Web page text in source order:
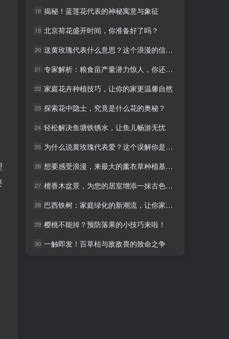
18 揭秘！蓝莲花代表的神秘寓意与象征
19 北京荷花盛开时间，你准备好了吗？
20 送黄玫瑰代表什么意思？这个浪漫的信号不要错过！
21 专家解析：粮食亩产量潜力惊人，你还在等什么？
22 家庭花卉种植技巧，让你的家更温馨自然
23 探索花中隐士，究竟是什么花的奥秘？
24 轻松解决鱼塘铁锈水，让鱼儿畅游无忧
25 为什么说黄玫瑰代表爱？这个误解你是否有
26 想要感受浪漫，来最大的薰衣草种植基地吧，你绝对不会失望
27 檀香木盆景，为您的居室增添一抹古色古香
28 巴西铁树：家庭绿化的新潮流，让你家焕然一新
29 樱桃不能掉？预防落果的小技巧来啦！
30 一触即发！百草枯与敌敌畏的致命之争
18 揭秘！蓝莲花代表的神秘寓意与象征
19 北京荷花盛开时间，你准备好了吗？
20 送黄玫瑰代表什么意思？这个浪漫的信号不要错过！
21 专家解析：粮食亩产量潜力惊人，你还在等什么？
22 家庭花卉种植技巧，让你的家更温馨自然
23 探索花中隐士，究竟是什么花的奥秘？
24 轻松解决鱼塘铁锈水，让鱼儿畅游无忧
25 为什么说黄玫瑰代表爱？这个误解你是否有
26 想要感受浪漫，来最大的薰衣草种植基地吧，你绝对不会失望
27 檀香木盆景，为您的居室增添一抹古色古香
28 巴西铁树：家庭绿化的新潮流，让你家焕然一新
29 樱桃不能掉？预防落果的小技巧来啦！
30 一触即发！百草枯与敌敌畏的致命之争